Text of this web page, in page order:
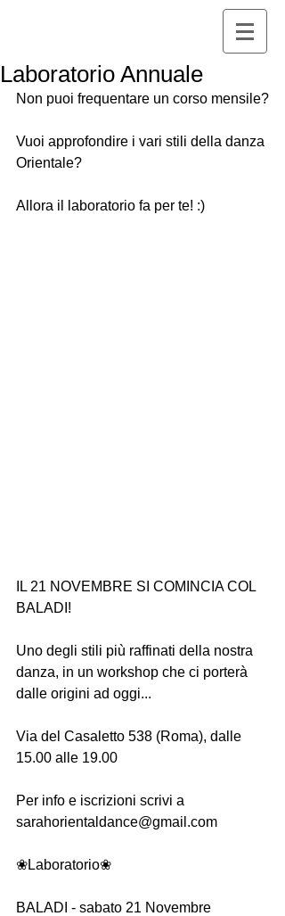
Laboratorio Annuale
Non puoi frequentare un corso mensile?
Vuoi approfondire i vari stili della danza
Orientale?
Allora il laboratorio fa per te! :)
IL 21 NOVEMBRE SI COMINCIA COL
BALADI!
Uno degli stili più raffinati della nostra
danza, in un workshop che ci porterà
dalle origini ad oggi...
Via del Casaletto 538 (Roma), dalle
15.00 alle 19.00
Per info e iscrizioni scrivi a
sarahorientaldance@gmail.com
❀Laboratorio❀
BALADI - sabato 21 Novembre